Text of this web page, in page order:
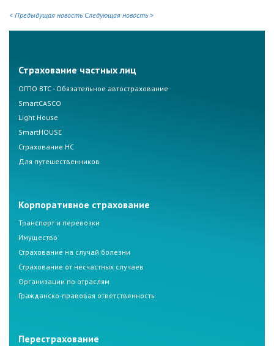
< Предыдущая новость Следующая новость >
Страхование частных лиц
ОГПО ВТС - Обязательное автострахование
SmartCASCO
Light House
SmartHOUSE
Страхование НС
Для путешественников
Корпоративное страхование
Транспорт и перевозки
Имущество
Страхование на случай болезни
Страхование от несчастных случаев
Организации по отраслям
Гражданско-правовая ответственность
Перестрахование